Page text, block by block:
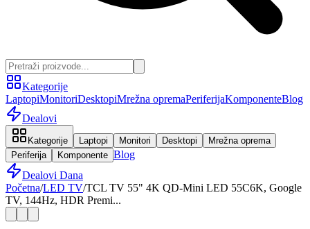
Kategorije
LaptopiMonitoriDesktopiMrežna opremaPeriferijaKomponenteBlog
Dealovi
Kategorije Laptopi Monitori Desktopi
Mrežna oprema
Periferija
Komponente Blog
Dealovi Dana
Početna/LED TV/TCL TV 55" 4K QD-Mini LED 55C6K, Google
TV, 144Hz, HDR Premi...